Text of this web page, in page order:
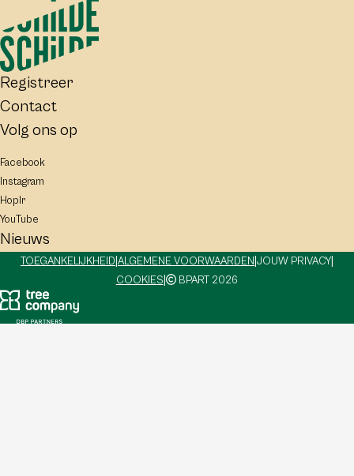
Registreer
Contact
Volg ons op
Facebook
Instagram
Hoplr
YouTube
Nieuws
TOEGANKELIJKHEID ALGEMENE VOORWAARDEN JOUW PRIVACY
COOKIES BPART 2026